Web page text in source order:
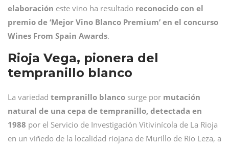
elaboración este vino ha resultado reconocido con el
premio de ‘Mejor Vino Blanco Premium’ en el concurso
Wines From Spain Awards.
Rioja Vega, pionera del
tempranillo blanco
La variedad tempranillo blanco surge por mutación
natural de una cepa de tempranillo, detectada en
1988 por el Servicio de Investigación Vitivinícola de La Rioja
en un viñedo de la localidad riojana de Murillo de Río Leza, a